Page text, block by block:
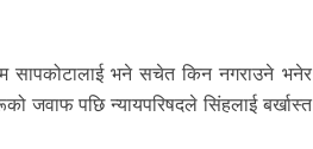
सापकोटालाई भने सचेत किन नगराउने भनेर
जवाफ पछि न्यायपरिषदले सिंहलाई बर्खास्त